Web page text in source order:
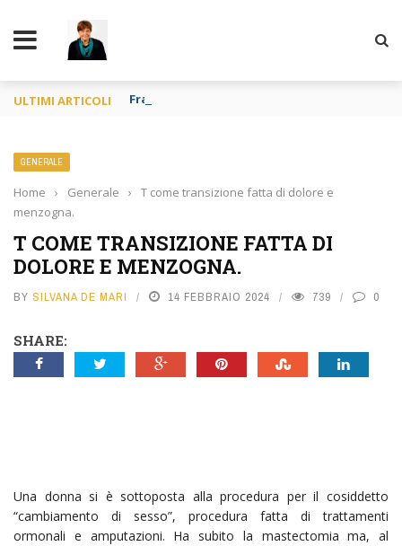
ULTIMI ARTICOLI Francia o Spagna purché si mangi
GENERALE
Home › Generale ›
T come transizione fatta di dolore e
menzogna.
T COME TRANSIZIONE FATTA DI
DOLORE E MENZOGNA.
BY SILVANA DE MARI 14 FEBBRAIO 2024 739 0
SHARE:
Una donna si è sottoposta alla procedura per il cosiddetto
“cambiamento di sesso”, procedura fatta di trattamenti
ormonali e amputazioni. Ha subito la mastectomia ma, al